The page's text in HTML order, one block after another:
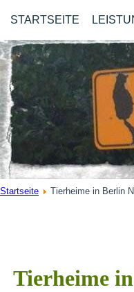
STARTSEITE
Startseite Tierheime in Berlin
Tierheime